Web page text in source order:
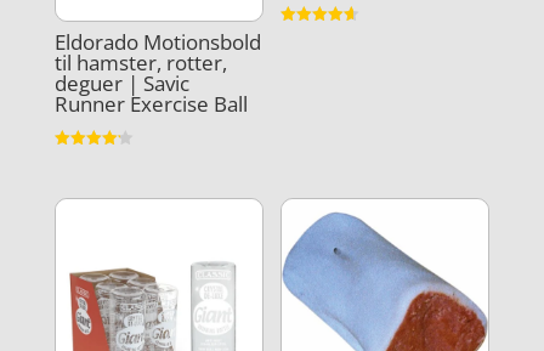
Eldorado Motionsbold
til hamster, rotter,
deguer | Savic
Runner Exercise Ball